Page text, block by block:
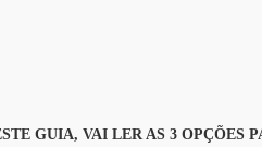
GUIA, VAI LER AS 3 OPÇÕES